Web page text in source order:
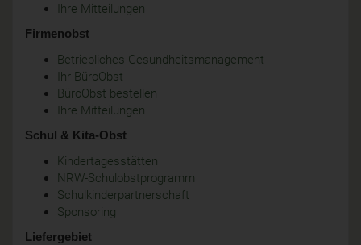
Ihre Mitteilungen
Firmenobst
Betriebliches Gesundheitsmanagement
Ihr BüroObst
BüroObst bestellen
Ihre Mitteilungen
Schul & Kita-Obst
Kindertagesstätten
NRW-Schulobstprogramm
Schulkinderpartnerschaft
Sponsoring
Liefergebiet